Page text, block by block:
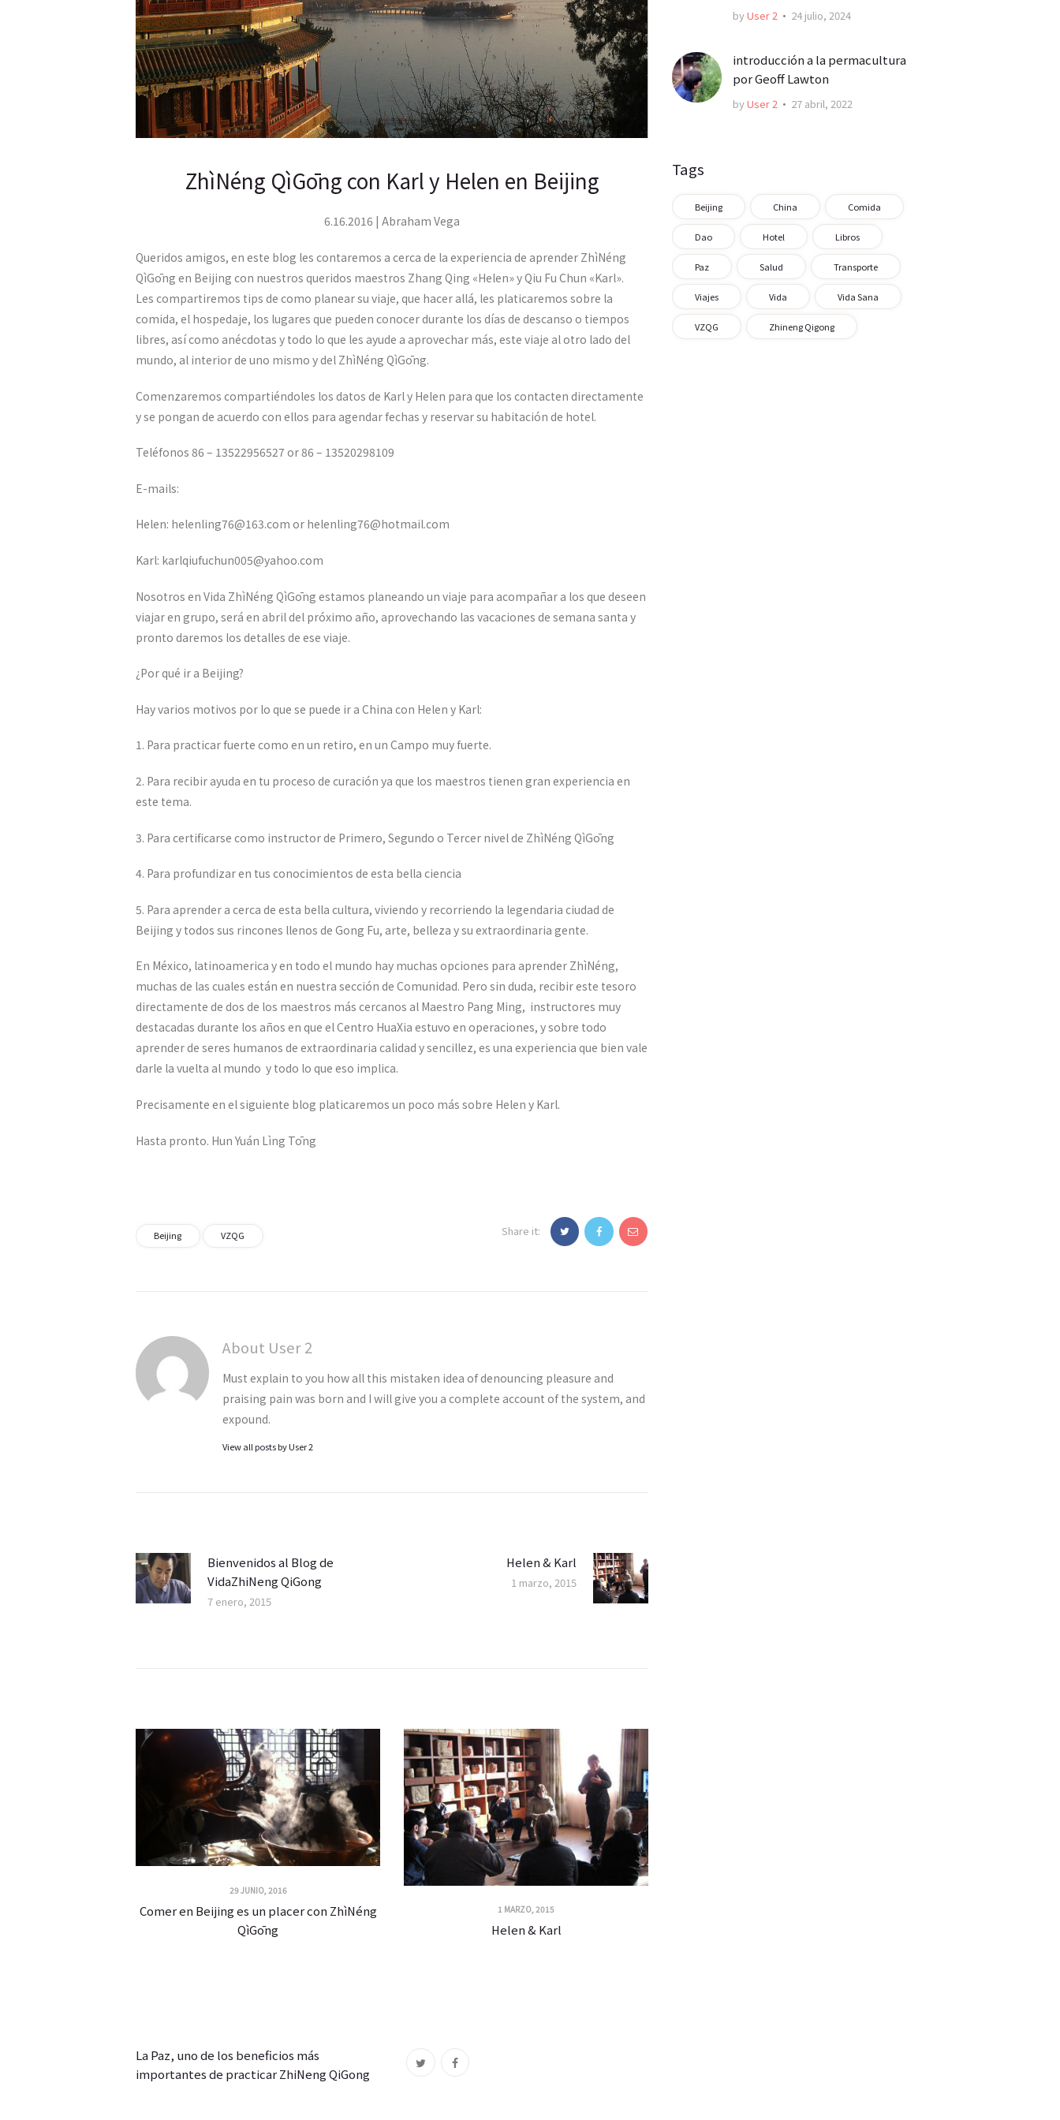
Comunidad
Contacto
ZhìNéng QìGōng con Karl y Helen en Beijing
6.16.2016 | Abraham Vega
Queridos amigos, en este blog les contaremos a cerca de la experiencia de aprender ZhìNéng
QìGōng en Beijing con nuestros queridos maestros Zhang Qing «Helen» y Qiu Fu Chun «Karl».
Les compartiremos tips de como planear su viaje, que hacer allá, les platicaremos sobre la
comida, el hospedaje, los lugares que pueden conocer durante los días de descanso o tiempos
libres, así como anécdotas y todo lo que les ayude a aprovechar más, este viaje al otro lado del
mundo, al interior de uno mismo y del ZhìNéng QìGōng.
Comenzaremos compartiéndoles los datos de Karl y Helen para que los contacten directamente
y se pongan de acuerdo con ellos para agendar fechas y reservar su habitación de hotel.
Teléfonos 86 – 13522956527 or 86 – 13520298109
E-mails:
Helen: helenling76@163.com or helenling76@hotmail.com
Karl: karlqiufuchun005@yahoo.com
Nosotros en Vida ZhìNéng QìGōng estamos planeando un viaje para acompañar a los que deseen
viajar en grupo, será en abril del próximo año, aprovechando las vacaciones de semana santa y
pronto daremos los detalles de ese viaje.
¿Por qué ir a Beijing?
Hay varios motivos por lo que se puede ir a China con Helen y Karl:
1. Para practicar fuerte como en un retiro, en un Campo muy fuerte.
2. Para recibir ayuda en tu proceso de curación ya que los maestros tienen gran experiencia en
este tema.
3. Para certificarse como instructor de Primero, Segundo o Tercer nivel de ZhìNéng QìGōng
4. Para profundizar en tus conocimientos de esta bella ciencia
5. Para aprender a cerca de esta bella cultura, viviendo y recorriendo la legendaria ciudad de
Beijing y todos sus rincones llenos de Gong Fu, arte, belleza y su extraordinaria gente.
En México, latinoamerica y en todo el mundo hay muchas opciones para aprender ZhìNéng,
muchas de las cuales están en nuestra sección de Comunidad. Pero sin duda, recibir este tesoro
directamente de dos de los maestros más cercanos al Maestro Pang Ming, instructores muy
destacadas durante los años en que el Centro HuaXia estuvo en operaciones, y sobre todo
aprender de seres humanos de extraordinaria calidad y sencillez, es una experiencia que bien vale
darle la vuelta al mundo y todo lo que eso implica.
Precisamente en el siguiente blog platicaremos un poco más sobre Helen y Karl.
Hasta pronto. Hun Yuán Lìng Tōng
Beijing VZQG Share it:
About User 2
Must explain to you how all this mistaken idea of denouncing pleasure and
praising pain was born and I will give you a complete account of the system, and
expound.
View all posts byUser 2
entradasPrevious
post:
Bienvenidos al Blog de
VidaZhiNeng QiGong
7 enero, 2015
Next
post:
Helen & Karl
1 marzo, 2015
29 JUNIO, 2016
Comer en Beijing es un placer con ZhìNéng
QìGōng
1 MARZO, 2015
Helen & Karl
byUser 2 24 julio, 2024
introducción a la permacultura
por Geoff Lawton
byUser 2 27 abril, 2022
Tags
Beijing China Comida
Dao Hotel Libros
Paz Salud Transporte
Viajes Vida Vida Sana
VZQG Zhineng Qigong
La Paz, uno de los beneficios más
importantes de practicar ZhiNeng QiGong